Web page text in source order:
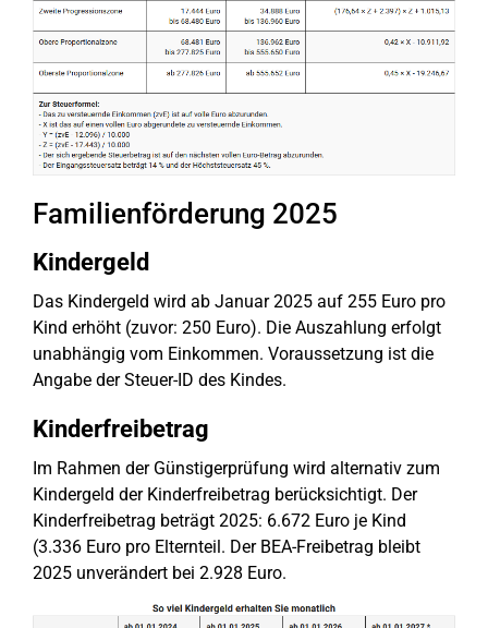
Familienförderung 2025
Kindergeld
Das Kindergeld wird ab Januar 2025 auf 255 Euro pro
Kind erhöht (zuvor: 250 Euro). Die Auszahlung erfolgt
unabhängig vom Einkommen. Voraussetzung ist die
Angabe der Steuer-ID des Kindes.
Kinderfreibetrag
Im Rahmen der Günstigerprüfung wird alternativ zum
Kindergeld der Kinderfreibetrag berücksichtigt. Der
Kinderfreibetrag beträgt 2025: 6.672 Euro je Kind
(3.336 Euro pro Elternteil. Der BEA-Freibetrag bleibt
2025 unverändert bei 2.928 Euro.